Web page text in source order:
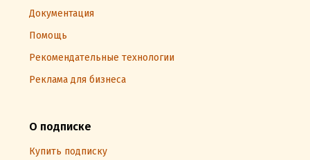
Документация
Помощь
Рекомендательные технологии
Реклама для бизнеса
О подписке
Купить подписку